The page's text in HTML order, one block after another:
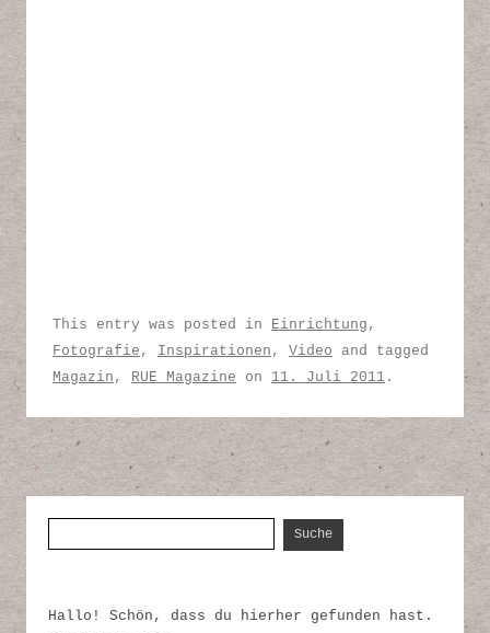
This entry was posted in Einrichtung ,
Fotografie , Inspirationen , Video and tagged
Magazin , RUE Magazine on 11. Juli 2011 .
Hallo! Schön, dass du hierher gefunden hast.